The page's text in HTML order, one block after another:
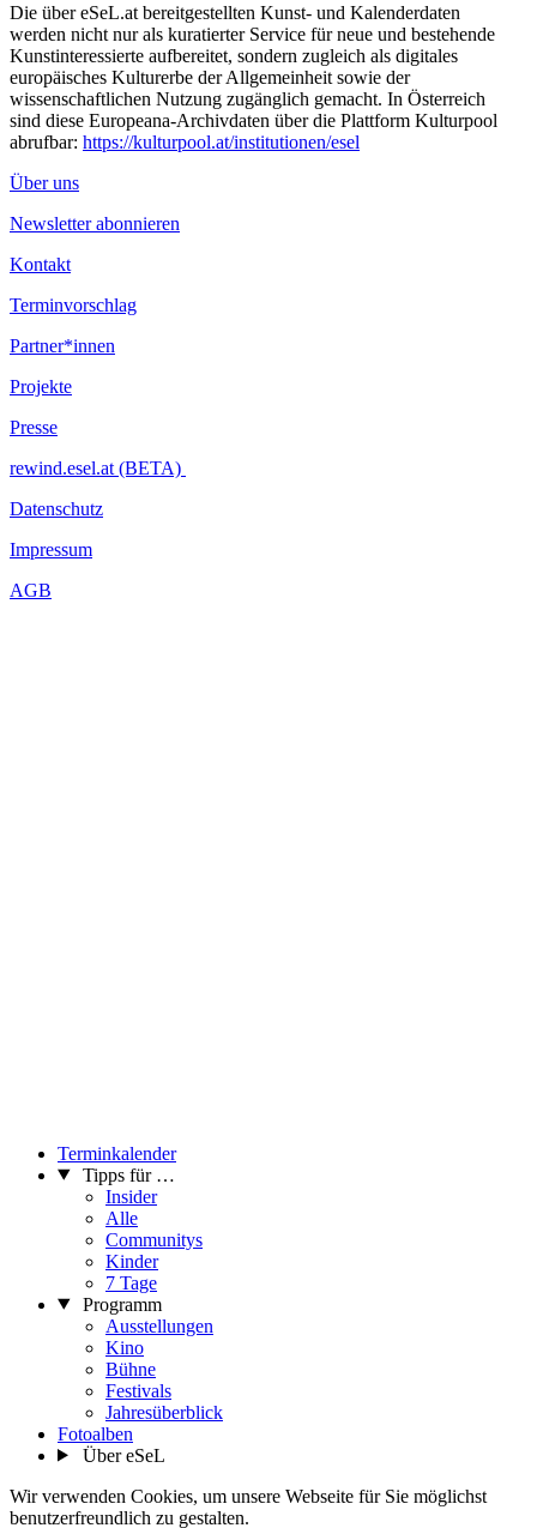
Die über eSeL.at bereitgestellten Kunst- und Kalenderdaten
werden nicht nur als kuratierter Service für neue und bestehende
Kunstinteressierte aufbereitet, sondern zugleich als digitales
europäisches Kulturerbe der Allgemeinheit sowie der
wissenschaftlichen Nutzung zugänglich gemacht. In Österreich
sind diese Europeana-Archivdaten über die Plattform Kulturpool
abrufbar: https://kulturpool.at/institutionen/esel
Über uns
Newsletter abonnieren
Kontakt
Terminvorschlag
Partner*innen
Projekte
Presse
rewind.esel.at (BETA)
Datenschutz
Impressum
AGB
Terminkalender
Tipps für …
Insider
Alle
Communitys
Kinder
7 Tage
Programm
Ausstellungen
Kino
Bühne
Festivals
Jahresüberblick
Fotoalben
Über eSeL
Wir verwenden Cookies, um unsere Webseite für Sie möglichst
benutzerfreundlich zu gestalten.